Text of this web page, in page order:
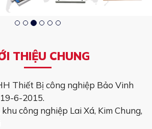
THIỆU CHUNG
Thiết Bị công nghiệp Bảo Vinh
6-2015.
khu công nghiệp Lai Xá, Kim Chung,